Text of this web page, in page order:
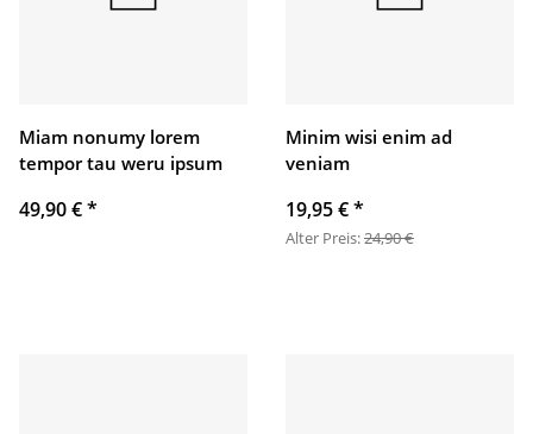
Miam nonumy lorem
tempor tau weru ipsum
49,90 €*
Minim wisi enim ad
veniam
19,95 €*
Alter Preis:24,90 €